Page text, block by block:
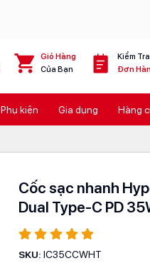
Giỏ Hàng
Của Bạn
Kiểm Tra
Đơn
Phụ kiện Gia dụng Hàng
Cốc sạc nhanh
Dual Type-C PD
SKU: IC35CCWHT